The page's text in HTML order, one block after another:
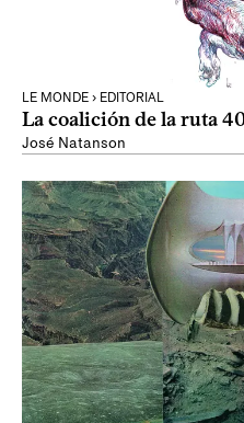
LE MONDE › EDITORIAL
La coalición de la ruta
José Natanson